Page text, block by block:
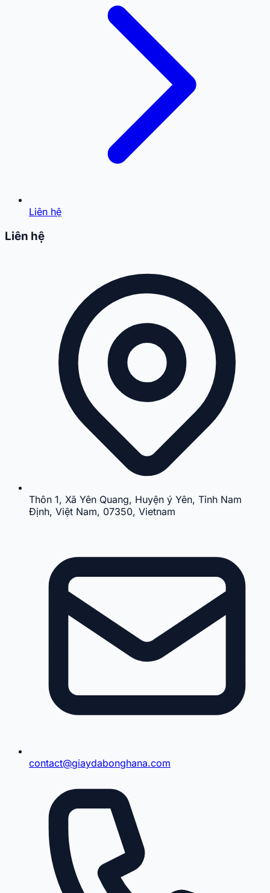
Liên hệ
Liên hệ
Thôn 1, Xã Yên Quang, Huyện ý Yên, Tỉnh Nam
Định, Việt Nam, 07350, Vietnam
contact@giaydabonghana.com